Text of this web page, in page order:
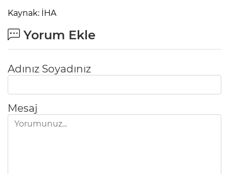
Kaynak: İHA
Yorum Ekle
Adınız Soyadınız
Mesaj